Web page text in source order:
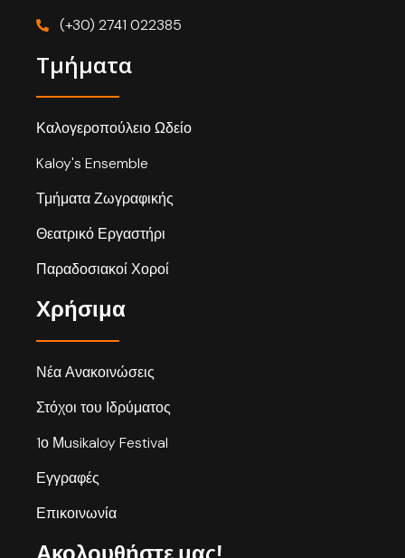
(+30) 2741 022385
Τμήματα
Καλογεροπούλειο Ωδείο
Kaloy's Ensemble
Τμήματα Ζωγραφικής
Θεατρικό Εργαστήρι
Παραδοσιακοί Χοροί
Χρήσιμα
Νέα Ανακοινώσεις
Στόχοι του Ιδρύματος
1ο Μusikaloy Festival
Εγγραφές
Επικοινωνία
Ακολουθήστε μας!